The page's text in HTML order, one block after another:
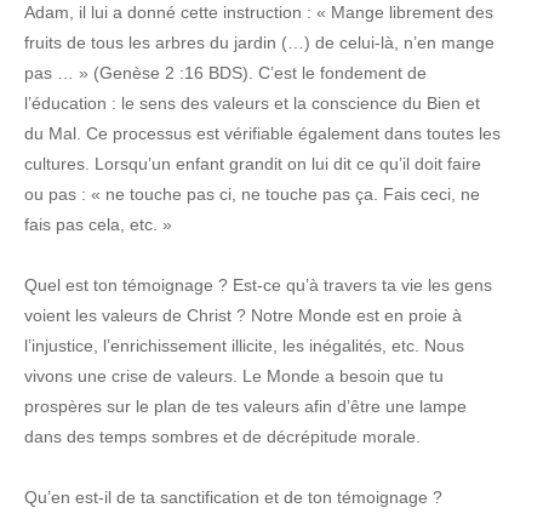
Adam, il lui a donné cette instruction : « Mange librement des
fruits de tous les arbres du jardin (…) de celui-là, n’en mange
pas … » (Genèse 2 :16 BDS). C’est le fondement de
l’éducation : le sens des valeurs et la conscience du Bien et
du Mal. Ce processus est vérifiable également dans toutes les
cultures. Lorsqu’un enfant grandit on lui dit ce qu’il doit faire
ou pas : « ne touche pas ci, ne touche pas ça. Fais ceci, ne
fais pas cela, etc. »
Quel est ton témoignage ? Est-ce qu’à travers ta vie les gens
voient les valeurs de Christ ? Notre Monde est en proie à
l’injustice, l’enrichissement illicite, les inégalités, etc. Nous
vivons une crise de valeurs. Le Monde a besoin que tu
prospères sur le plan de tes valeurs afin d’être une lampe
dans des temps sombres et de décrépitude morale.
Qu’en est-il de ta sanctification et de ton témoignage ?